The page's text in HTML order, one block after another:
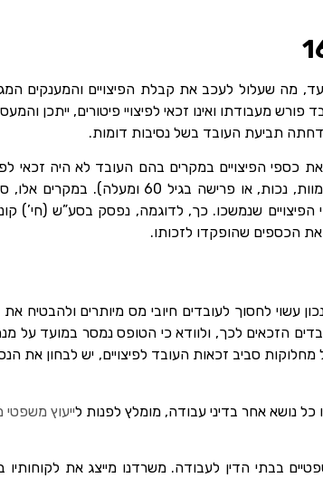
בהם המעסיק אינו מספק לעובד את טופס 161 במועד, מה שעלול לעכב את קבלת הפיצויים
מעבודתו ואינו זכאי לפיצויי פיטורים, ייתכן
הפיצויים במקרים בהם העובד לא היה זכאי
שנמשכו. כך, לדוגמה, נפסק בסע”ש (חי’)
הכספים שהופקדו לזכותו.
עשוי לחסוך לעובדים חיובי מס מיותרים ולהבטיח
הזכאים לכך, ולוודא כי הטופס נמסר במועד על
סביב זכאות העובד לפיצויים, יש לבחון את
ייעוץ משפטי
בבתי הדין לעבודה. משרדנו מייצג את